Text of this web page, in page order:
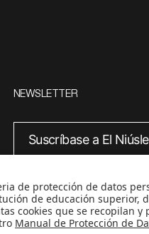
NEWSLETTER